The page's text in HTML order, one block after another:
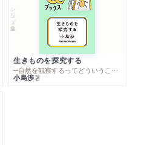
シリーズ・全集
生きものを探究する
─自然を観察するってどういうこと？
小島渉著